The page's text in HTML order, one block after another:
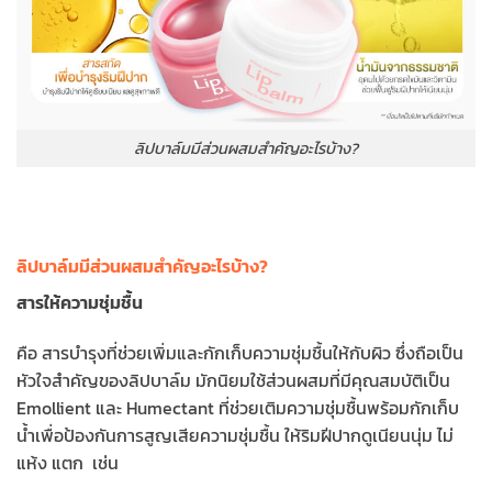
ลิปบาล์มมีส่วนผสมสำคัญอะไรบ้าง?
ลิปบาล์มมีส่วนผสมสำคัญอะไรบ้าง?
สารให้ความชุ่มชื้น
คือ สารบำรุงที่ช่วยเพิ่มและกักเก็บความชุ่มชื้นให้กับผิว ซึ่งถือเป็น
หัวใจสำคัญของลิปบาล์ม มักนิยมใช้ส่วนผสมที่มีคุณสมบัติเป็น
Emollient และ Humectant ที่ช่วยเติมความชุ่มชื้นพร้อมกักเก็บ
น้ำเพื่อป้องกันการสูญเสียความชุ่มชื้น ให้ริมฝีปากดูเนียนนุ่ม ไม่
แห้ง แตก เช่น